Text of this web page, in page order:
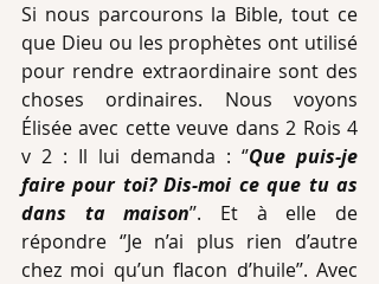
Si nous parcourons la Bible, tout ce
que Dieu ou les prophètes ont utilisé
pour rendre extraordinaire sont des
choses ordinaires. Nous voyons
Élisée avec cette veuve dans 2 Rois 4
v 2 : Il lui demanda : ‘’Que puis-je
faire pour toi? Dis-moi ce que tu as
dans ta maison’’. Et à elle de
répondre ‘’Je n’ai plus rien d’autre
chez moi qu’un flacon d’huile’’. Avec